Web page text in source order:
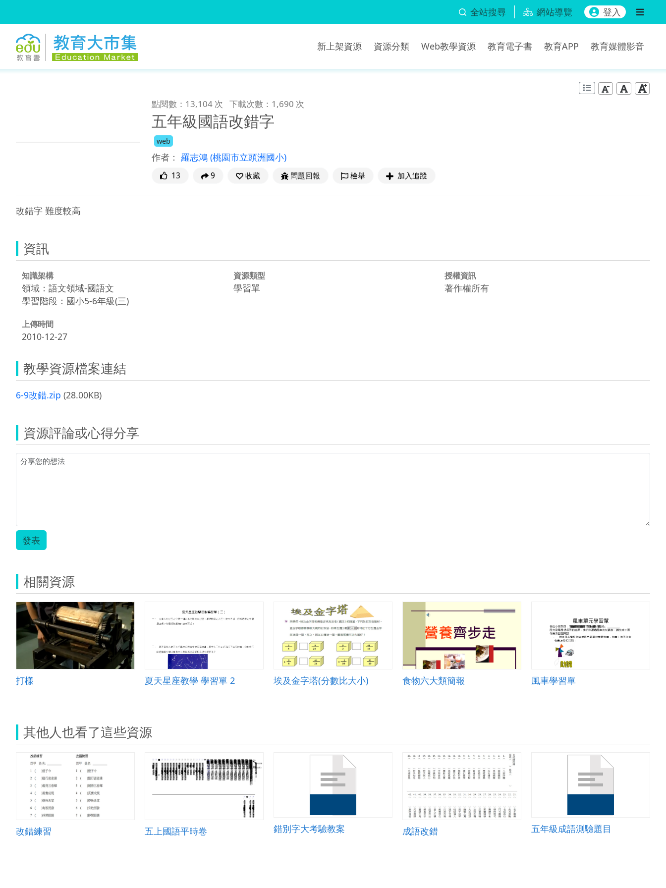
全站搜尋 網站導覽 登入
新上架資源 資源分類 Web教學資源 教育電子書 教育APP 教育媒體影音
點閱數：13,104 次 下載次數：1,690 次
五年級國語改錯字
web
作者： 羅志鴻 (桃園市立頭洲國小)
13 9 收藏 問題回報 檢舉 加入追蹤
改錯字 難度較高
資訊
知識架構
領域：語文領域-國語文
學習階段：國小5-6年級(三)
資源類型
學習單
授權資訊
著作權所有
上傳時間
2010-12-27
教學資源檔案連結
6-9改錯.zip (28.00KB)
資源評論或心得分享
發表
相關資源
打樣 夏天星座教學 學習單 2 埃及金字塔(分數比大小) 食物六大類簡報 風車學習單
其他人也看了這些資源
改錯練習 五上國語平時卷 錯別字大考驗教案 成語改錯 五年級成語測驗題目